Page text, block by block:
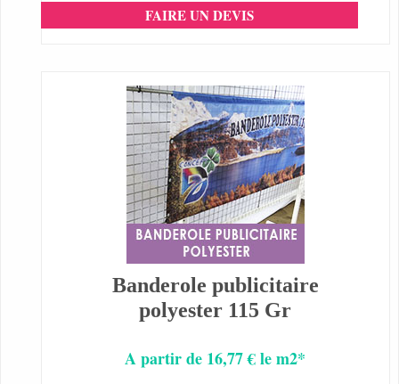
FAIRE UN DEVIS
Banderole publicitaire
polyester 115 Gr
A partir de 16,77 € le m2*